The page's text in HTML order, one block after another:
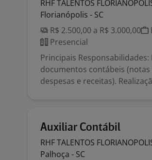
RHF TALENTOS
Florianópolis - SC
R$ 2.500,00 a R$ 3.000,00
Presencial
Principais
documentos contábeis
despesas e receitas).
Auxiliar Contábil
RHF TALENTOS
Palhoça - SC